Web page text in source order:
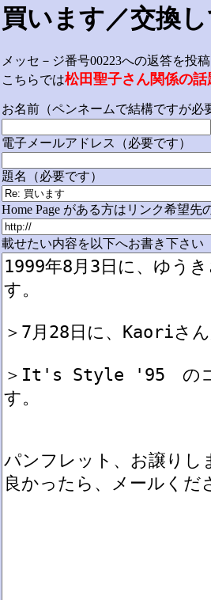
買います／交換
メッセ－ジ番号00223への返答を投稿
こちらでは松田聖子さん関係の話
お名前（ペンネームで結構ですが必
電子メールアドレス（必要です）
題名（必要です）
Home Page がある方はリンク希望先
載せたい内容を以下へお書き下さい